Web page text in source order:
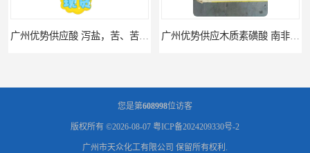
广州供应聚 工业聚 低价净水剂
您是第608998位访客
版权所有 ©2026-08-07 粤ICP备2024209330号-2
广州市天众化工有限公司 保留所有权利.